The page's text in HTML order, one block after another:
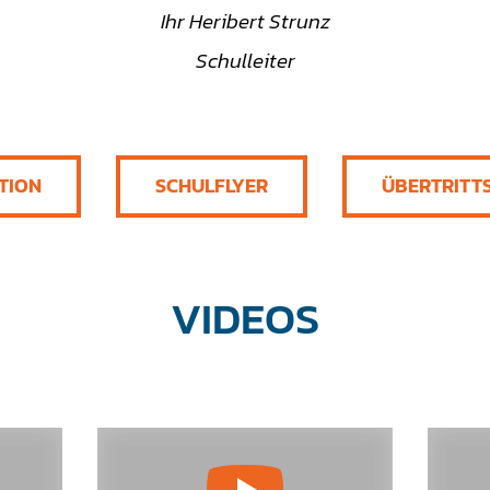
Ihr Heribert Strunz
Schulleiter
SCHULFLYER
VIDEOS